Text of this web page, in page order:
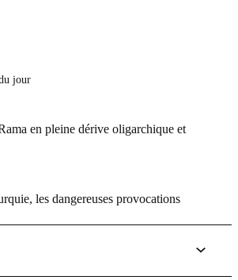
jour
en pleine dérive oligarchique et
les dangereuses provocations